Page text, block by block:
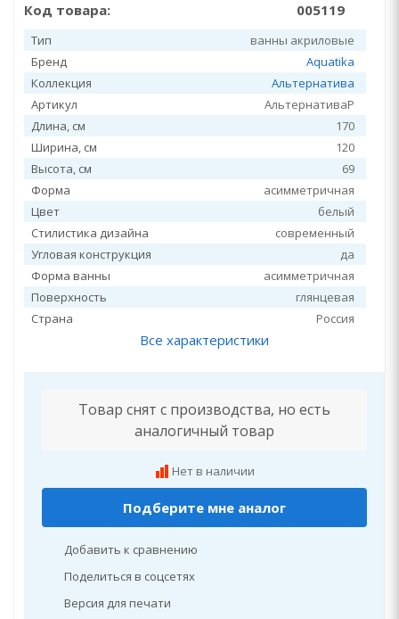
Код товара: 005119
Тип
ванны акриловые
Бренд
Aquatika
Коллекция
Альтернатива
Артикул
АльтернативаР
Длина, см
170
Ширина, см
120
Высота, см
69
Форма
асимметричная
Цвет
белый
Стилистика дизайна
современный
Угловая конструкция
да
Форма ванны
асимметричная
Поверхность
глянцевая
Страна
Россия
Все характеристики
Товар снят с производства, но есть
аналогичный товар
Нет в наличии
Подберите мне аналог
Добавить к сравнению
Поделиться в соцсетях
Версия для печати